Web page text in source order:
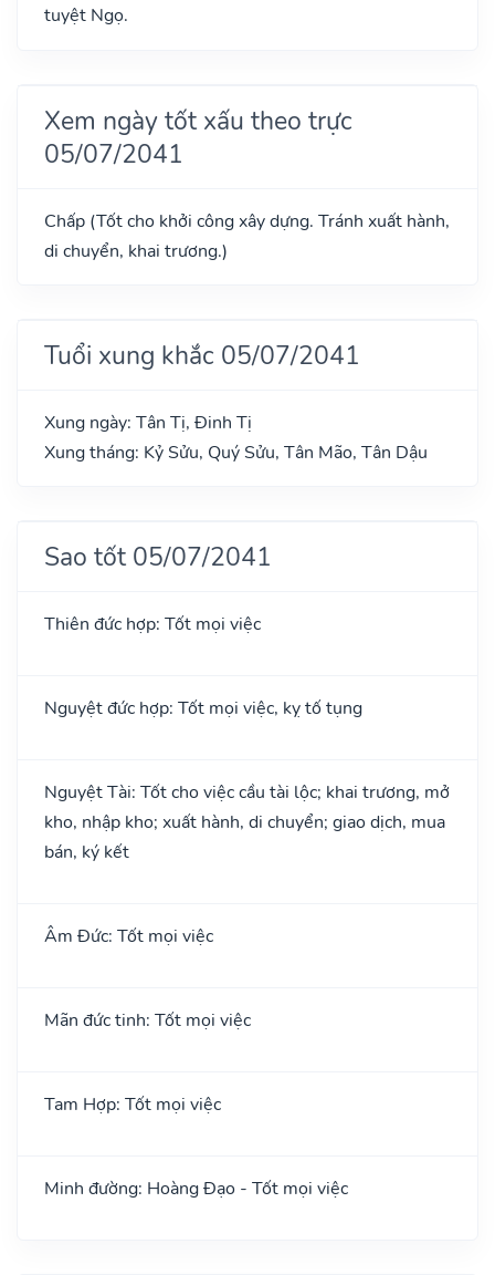
tuyệt Ngọ.
Xem ngày tốt xấu theo trực
05/07/2041
Chấp (Tốt cho khởi công xây dựng. Tránh xuất hành,
di chuyển, khai trương.)
Tuổi xung khắc 05/07/2041
Xung ngày: Tân Tị, Đinh Tị
Xung tháng: Kỷ Sửu, Quý Sửu, Tân Mão, Tân Dậu
Sao tốt 05/07/2041
Thiên đức hợp: Tốt mọi việc
Nguyệt đức hợp: Tốt mọi việc, kỵ tố tụng
Nguyệt Tài: Tốt cho việc cầu tài lộc; khai trương, mở
kho, nhập kho; xuất hành, di chuyển; giao dịch, mua
bán, ký kết
Âm Đức: Tốt mọi việc
Mãn đức tinh: Tốt mọi việc
Tam Hợp: Tốt mọi việc
Minh đường: Hoàng Đạo - Tốt mọi việc